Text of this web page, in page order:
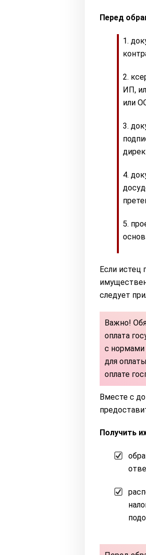
Перед
ИП,
или
Если истец
следует
Важно!
оплата
с нормами
для
оплате
Вместе с
Получить